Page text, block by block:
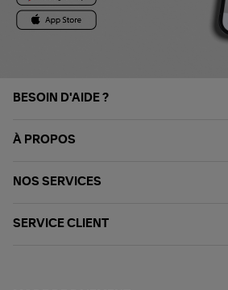
BESOIN D'AIDE ?
À PROPOS
NOS SERVICES
SERVICE CLIENT